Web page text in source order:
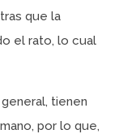
que la
el rato, lo cual
tienen
por lo que,